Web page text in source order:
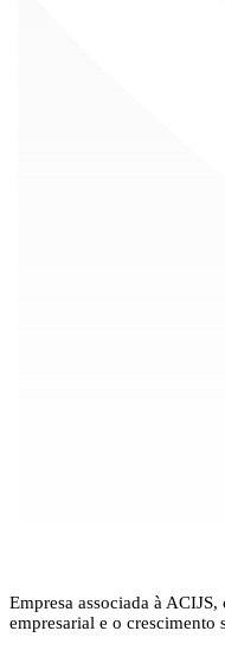
Empresa associada à
empresarial e o crescimento